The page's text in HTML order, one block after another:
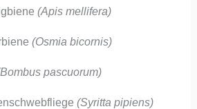
(Apis mellifera)
(Osmia bicornis)
pascuorum)
(Syritta pipiens)